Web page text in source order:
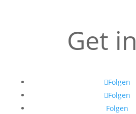
Get in
Folgen
Folgen
Folgen